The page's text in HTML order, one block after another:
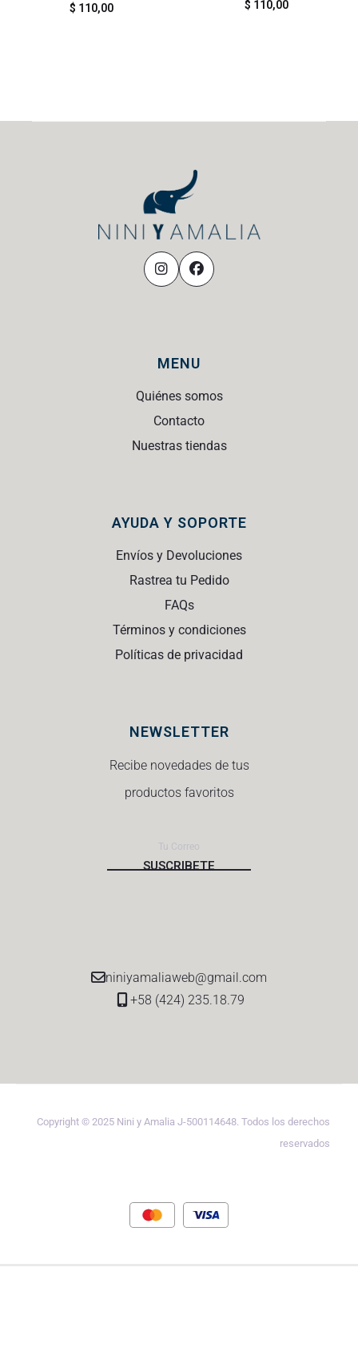
$ 110,00 $ 110,00
MENU
Quiénes somos
Contacto
Nuestras tiendas
AYUDA Y SOPORTE
Envíos y Devoluciones
Rastrea tu Pedido
FAQs
Términos y condiciones
Políticas de privacidad
NEWSLETTER
Recibe novedades de tus
productos favoritos
niniyamaliaweb@gmail.com
+58 (424) 235.18.79
Copyright © 2025 Nini y Amalia J-500114648. Todos los derechos
reservados